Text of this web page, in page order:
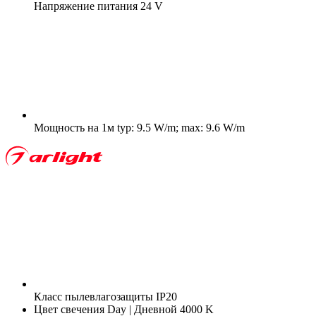
Напряжение питания 24 V
Мощность на 1м typ: 9.5 W/m; max: 9.6 W/m
Класс пылевлагозащиты IP20
Цвет свечения Day | Дневной 4000 K